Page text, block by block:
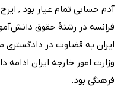
آدم حسابی تمام عیار بود ,
فرانسه در رشتهٔ حقوق
ایران به قضاوت در
وزارت امور خارجه ایران
فرهنگی بود.